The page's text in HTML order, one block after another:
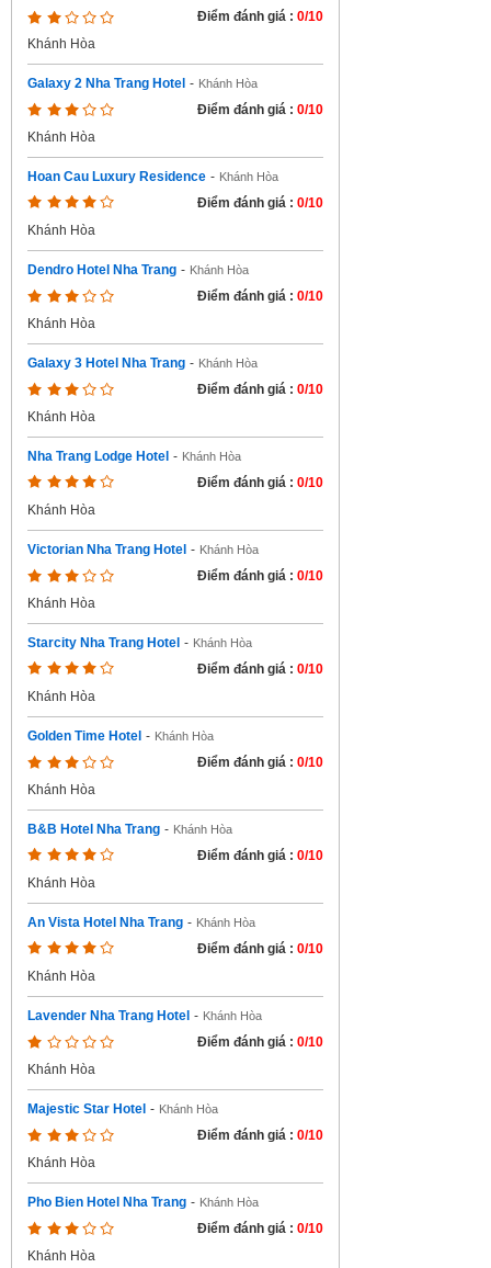
Điểm đánh giá : 0/10
Khánh Hòa
Galaxy 2 Nha Trang Hotel - Khánh Hòa
Điểm đánh giá : 0/10
Khánh Hòa
Hoan Cau Luxury Residence - Khánh Hòa
Điểm đánh giá : 0/10
Khánh Hòa
Dendro Hotel Nha Trang - Khánh Hòa
Điểm đánh giá : 0/10
Khánh Hòa
Galaxy 3 Hotel Nha Trang - Khánh Hòa
Điểm đánh giá : 0/10
Khánh Hòa
Nha Trang Lodge Hotel - Khánh Hòa
Điểm đánh giá : 0/10
Khánh Hòa
Victorian Nha Trang Hotel - Khánh Hòa
Điểm đánh giá : 0/10
Khánh Hòa
Starcity Nha Trang Hotel - Khánh Hòa
Điểm đánh giá : 0/10
Khánh Hòa
Golden Time Hotel - Khánh Hòa
Điểm đánh giá : 0/10
Khánh Hòa
B&B Hotel Nha Trang - Khánh Hòa
Điểm đánh giá : 0/10
Khánh Hòa
An Vista Hotel Nha Trang - Khánh Hòa
Điểm đánh giá : 0/10
Khánh Hòa
Lavender Nha Trang Hotel - Khánh Hòa
Điểm đánh giá : 0/10
Khánh Hòa
Majestic Star Hotel - Khánh Hòa
Điểm đánh giá : 0/10
Khánh Hòa
Pho Bien Hotel Nha Trang - Khánh Hòa
Điểm đánh giá : 0/10
Khánh Hòa